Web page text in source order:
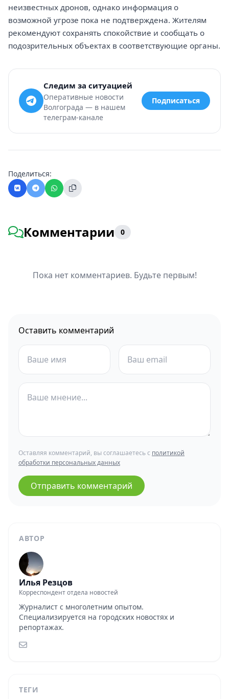
АВТОР
Илья Резцов
Корреспондент отдела новостей
Журналист с многолетним опытом.
Специализируется на городских новостях и
репортажах.
ТЕГИ
неизвестных дронов, однако информация о
возможной угрозе пока не подтверждена. Жителям
рекомендуют сохранять спокойствие и сообщать о
подозрительных объектах в соответствующие органы.
Следим за ситуацией
Оперативные новости
Волгограда — в нашем
телеграм-канале
Подписаться
Поделиться:
Комментарии 0
Пока нет комментариев. Будьте первым!
Оставить комментарий
Оставляя комментарий, вы соглашаетесь с политикой
обработки персональных данных
Отправить комментарий